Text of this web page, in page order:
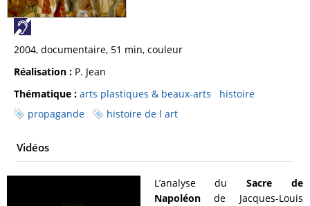
2004, documentaire, 51 min, couleur
Réalisation : P. Jean
Thématique : arts plastiques & beaux-arts
histoire
propagande
histoire de l art
Vidéos
L’analyse duSacre de
Napoléonde Jacques-Louis